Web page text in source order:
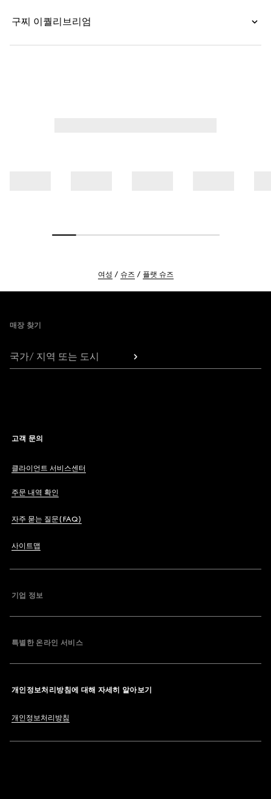
구찌 이퀄리브리엄
여성 슈즈 플랫 슈즈
매장 찾기
국가/ 지역 또는 도시
고객 문의
클라이언트 서비스센터
주문 내역 확인
자주 묻는 질문(FAQ)
사이트맵
기업 정보
특별한 온라인 서비스
개인정보처리방침에 대해 자세히 알아보기
개인정보처리방침